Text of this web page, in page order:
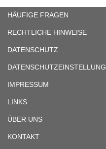
HÄUFIGE FRAGEN
RECHTLICHE HINWEISE
DATENSCHUTZ
IMPRESSUM
LINKS
ÜBER UNS
KONTAKT